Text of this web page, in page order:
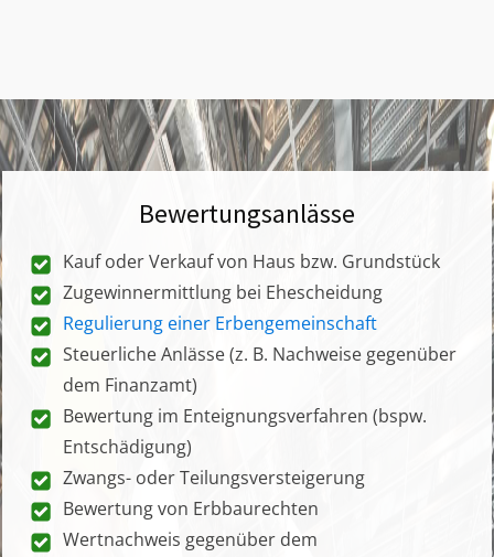
Bewertungsanlässe
Kauf oder Verkauf von Haus bzw. Grundstück
Zugewinnermittlung bei Ehescheidung
Regulierung einer Erbengemeinschaft
Steuerliche Anlässe (z. B. Nachweise gegenüber
dem Finanzamt)
Bewertung im Enteignungsverfahren (bspw.
Entschädigung)
Zwangs- oder Teilungsversteigerung
Bewertung von Erbbaurechten
Wertnachweis gegenüber dem